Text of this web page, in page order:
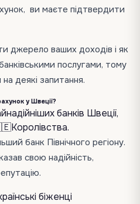
ви маєте підтвердити
джерело ваших доходів і як
послугами, тому
деякі запитання.
у Швеції?
банків Швеції,
банк Північного регіону.
свою надійність,
біженці